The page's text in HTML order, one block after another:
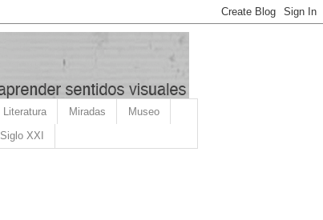
Literatura Miradas Museo
Siglo XXI